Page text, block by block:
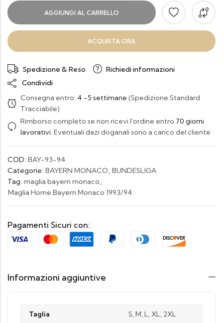
AGGIUNGI AL CARRELLO
ACQUISTA ORA
Spedizione & Reso
Richiedi informazioni
Condividi
Consegna entro: 4 -5 settimane (Spedizione Standard
Tracciabile)
Rimborso completo se non ricevi l'ordine entro 70 giorni
lavorativi. Eventuali dazi doganali sono a carico del cliente
COD: BAY-93-94
Categorie: BAYERN MONACO, BUNDESLIGA
Tag: maglia bayern monaco,
Maglia Home Bayern Monaco 1993/94
Pagamenti Sicuri con:
Informazioni aggiuntive
Taglia S, M, L, XL, 2XL